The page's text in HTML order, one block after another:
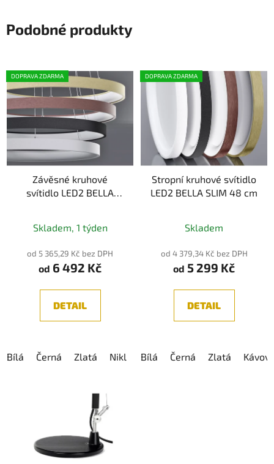
Podobné produkty
DOPRAVA ZDARMA
Závěsné kruhové
svítidlo LED2 BELLA
Skladem, 1 týden
od 5 365,29 Kč bez DPH
od 6 492 Kč
DETAIL
Bílá Černá Zlatá Nikl Kávová
DOPRAVA ZDARMA
Stropní kruhové svítidlo
LED2 BELLA SLIM 48 cm
Skladem
od 4 379,34 Kč bez DPH
od 5 299 Kč
DETAIL
Bílá Černá Zlatá